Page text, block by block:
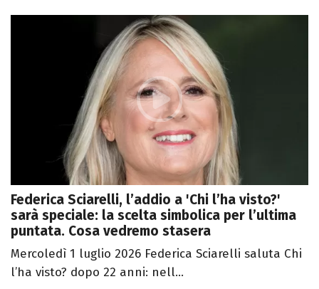
Federica Sciarelli, l’addio a 'Chi l’ha visto?'
sarà speciale: la scelta simbolica per l’ultima
puntata. Cosa vedremo stasera
Mercoledì 1 luglio 2026 Federica Sciarelli saluta Chi
l’ha visto? dopo 22 anni: nell...